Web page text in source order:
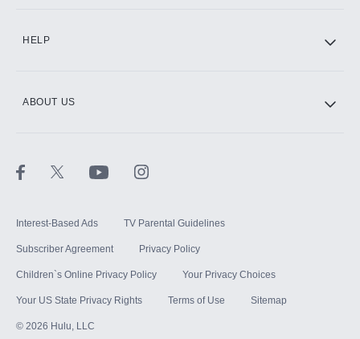
HELP
ABOUT US
Interest-Based Ads TV Parental Guidelines
Subscriber Agreement Privacy Policy
Children`s Online Privacy Policy Your Privacy Choices
Your US State Privacy Rights Terms of Use Sitemap
© 2026 Hulu, LLC